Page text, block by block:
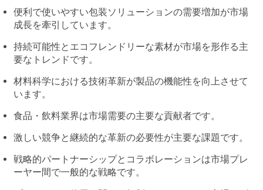
便利で使いやすい包装ソリューションの需要増加が市場
成長を牽引しています。
持続可能性とエコフレンドリーな素材が市場を形作る主
要なトレンドです。
材料科学における技術革新が製品の機能性を向上させて
います。
食品・飲料業界は市場需要の主要な貢献者です。
激しい競争と継続的な革新の必要性が主要な課題です。
戦略的パートナーシップとコラボレーションは市場プレ
ーヤー間で一般的な戦略です。